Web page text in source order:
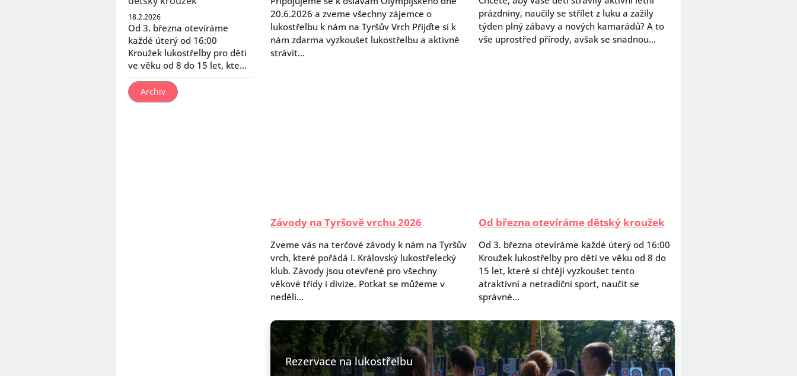
18.2.2026
Od 3. března otevíráme
každé úterý od 16:00
Kroužek lukostřelby pro děti
ve věku od 8 do 15 let, kte...
Archiv
20.6.2026 a zveme všechny zájemce o
lukostřelbu k nám na Tyršův Vrch Přijďte si k
nám zdarma vyzkoušet lukostřelbu a aktivně
strávit...
prázdniny, naučily se střílet z luku a zažily
týden plný zábavy a nových kamarádů? A to
vše uprostřed přírody, avšak se snadnou...
Závody na Tyršově vrchu 2026
Zveme vás na terčové závody k nám na Tyršův
vrch, které pořádá I. Královský lukostřelecký
klub. Závody jsou otevřené pro všechny
věkové třídy i divize. Potkat se můžeme v
neděli...
Od března otevíráme dětský kroužek
Od 3. března otevíráme každé úterý od 16:00
Kroužek lukostřelby pro děti ve věku od 8 do
15 let, které si chtějí vyzkoušet tento
atraktivní a netradiční sport, naučit se
správné...
Rezervace na lukostřelbu